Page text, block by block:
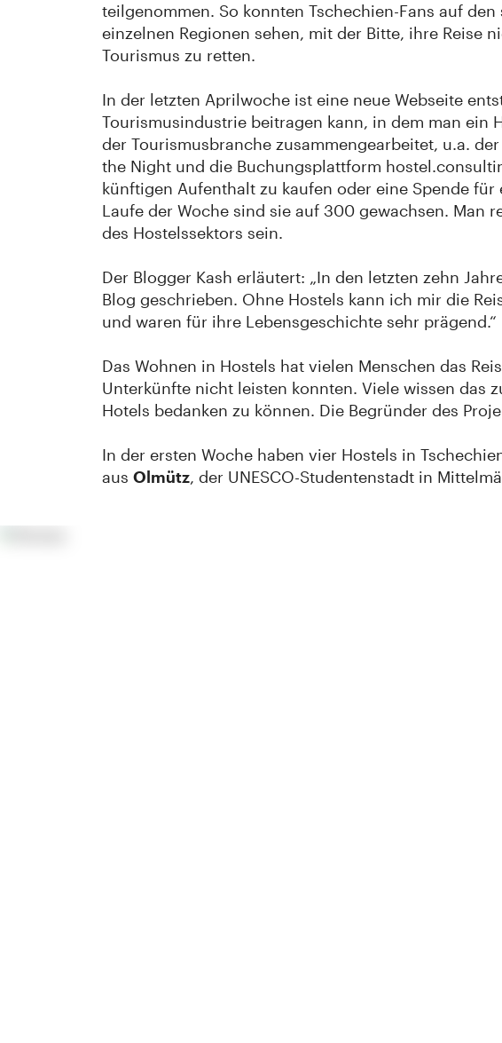
teilgenommen. So konnten Tschechien-Fans auf
einzelnen Regionen sehen, mit der Bitte, ihre Reise
Tourismus zu retten.
In der letzten Aprilwoche ist eine neue Webseite
Tourismusindustrie beitragen kann, in dem man ein
der Tourismusbranche zusammengearbeitet, u.a.
the Night und die Buchungsplattform
künftigen Aufenthalt zu kaufen oder eine Spende
Laufe der Woche sind sie auf 300 gewachsen. Man
des Hostelssektors sein.
Der Blogger Kash erläutert: „In den letzten zehn
Blog geschrieben. Ohne Hostels kann ich mir die
und waren für ihre Lebensgeschichte sehr prägend.“
Das Wohnen in Hostels hat vielen Menschen das
Unterkünfte nicht leisten konnten. Viele wissen das
Hotels bedanken zu können. Die Begründer des
In der ersten Woche haben vier Hostels in
aus Olmütz, der UNESCO-Studentenstadt in